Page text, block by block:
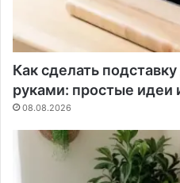
Как сделать
руками: простые идеи
08.08.2026